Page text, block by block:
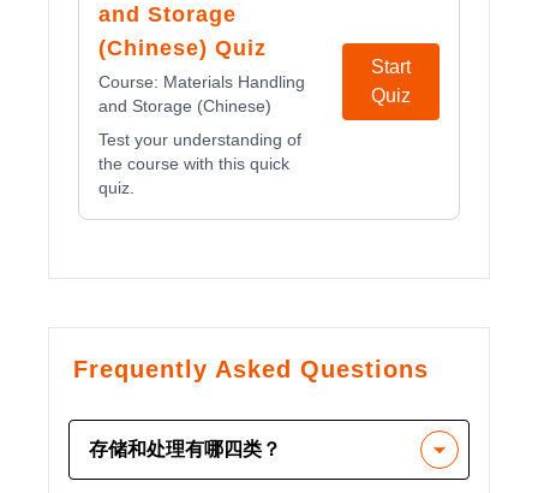
and Storage
(Chinese) Quiz
Course: Materials Handling
and Storage (Chinese)
Test your understanding of
the course with this quick
quiz.
Start
Quiz
Frequently Asked Questions
存储和处理有哪四类？